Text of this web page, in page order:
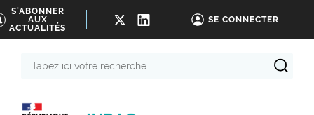
S'ABONNER
AUX
ACTUALITÉS
SE CONNECTER